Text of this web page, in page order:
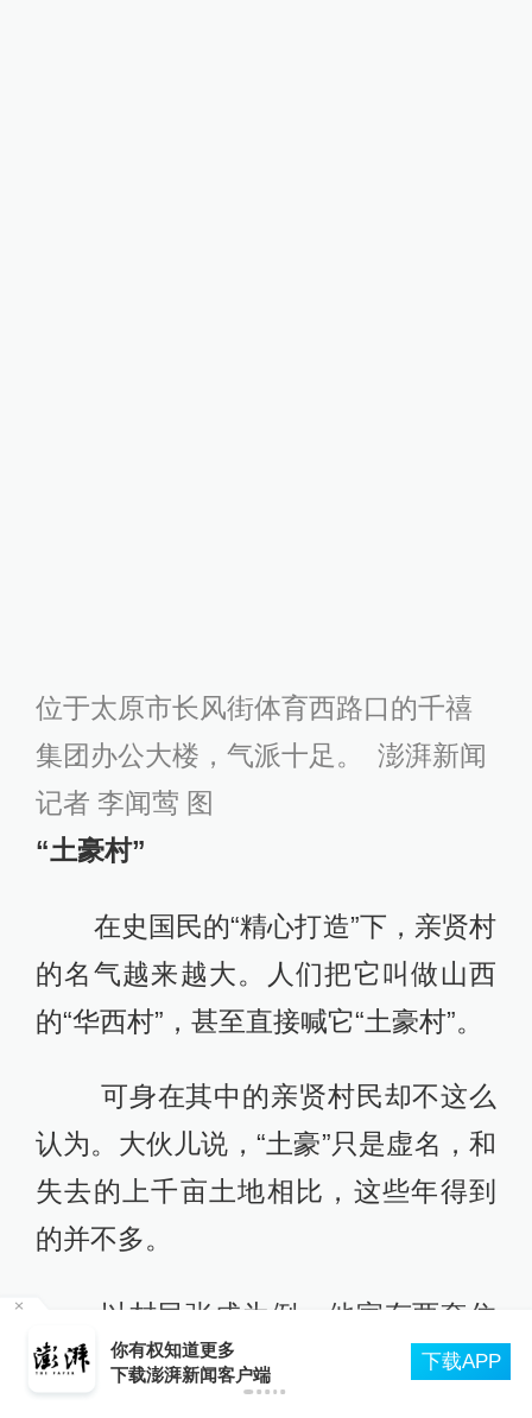
房，一套是自己盖的3层小楼，平时用
于出租。另一套是史国民上任后，
2001年免费分给大家的亲凤苑小区福
利房，每人30平方米的标准。
这是亲贤村大多数人的生活状
态，一套自住，一套出租，年收入20
万元左右。
张成说，村里人读书不多，打工
收入非常有限，房租几乎是一家老小
十多口人的生活保障。
也有一些人家运气好，宅基地刚
好临街。他们的房子可以作为门面房
出租，年收入可达到五六十万甚至百
万，但这类情况仅是少数。
你有权知道更多
下载澎湃新闻客户端
下载APP